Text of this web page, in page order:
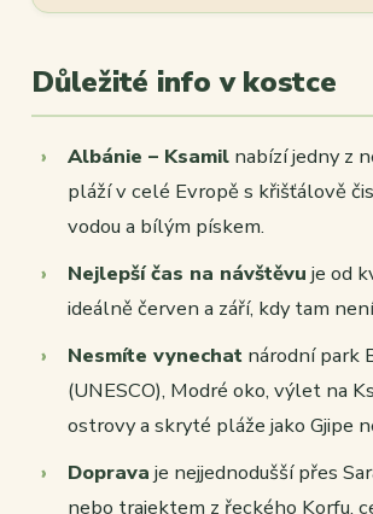
Důležité info v kostce
Albánie – Ksamil nabízí jedny z
pláží v celé Evropě s křišťálově
vodou a bílým pískem.
Nejlepší čas na návštěvu je od
ideálně červen a září, kdy tam
Nesmíte vynechat národní park
(UNESCO), Modré oko, výlet na
ostrovy a skryté pláže jako Gjipe
Doprava je nejjednodušší přes
nebo trajektem z řeckého Korfu,